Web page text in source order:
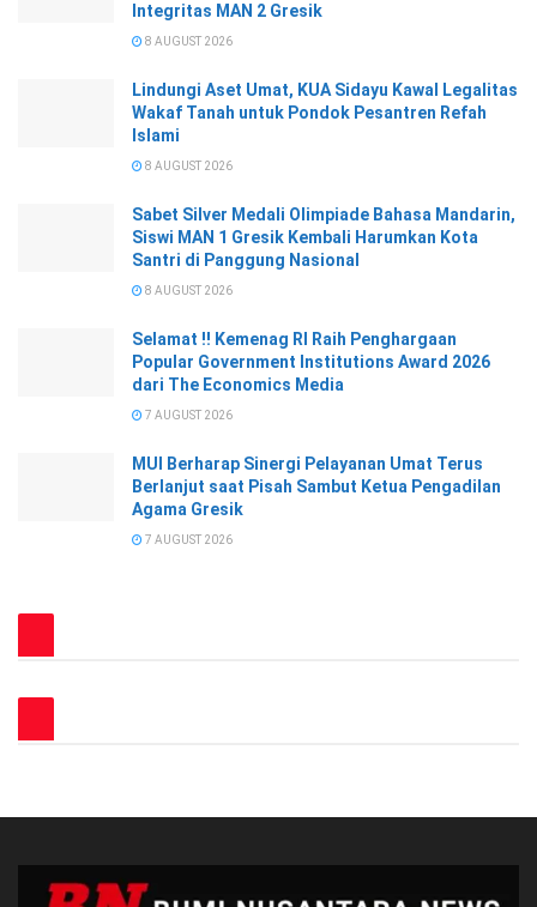
Integritas MAN 2 Gresik
8 AUGUST 2026
Lindungi Aset Umat, KUA Sidayu Kawal Legalitas
Wakaf Tanah untuk Pondok Pesantren Refah
Islami
8 AUGUST 2026
Sabet Silver Medali Olimpiade Bahasa Mandarin,
Siswi MAN 1 Gresik Kembali Harumkan Kota
Santri di Panggung Nasional
8 AUGUST 2026
Selamat !! Kemenag RI Raih Penghargaan
Popular Government Institutions Award 2026
dari The Economics Media
7 AUGUST 2026
MUI Berharap Sinergi Pelayanan Umat Terus
Berlanjut saat Pisah Sambut Ketua Pengadilan
Agama Gresik
7 AUGUST 2026